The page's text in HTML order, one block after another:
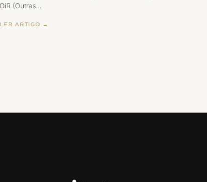
OiR (Outras…
LER ARTIGO →